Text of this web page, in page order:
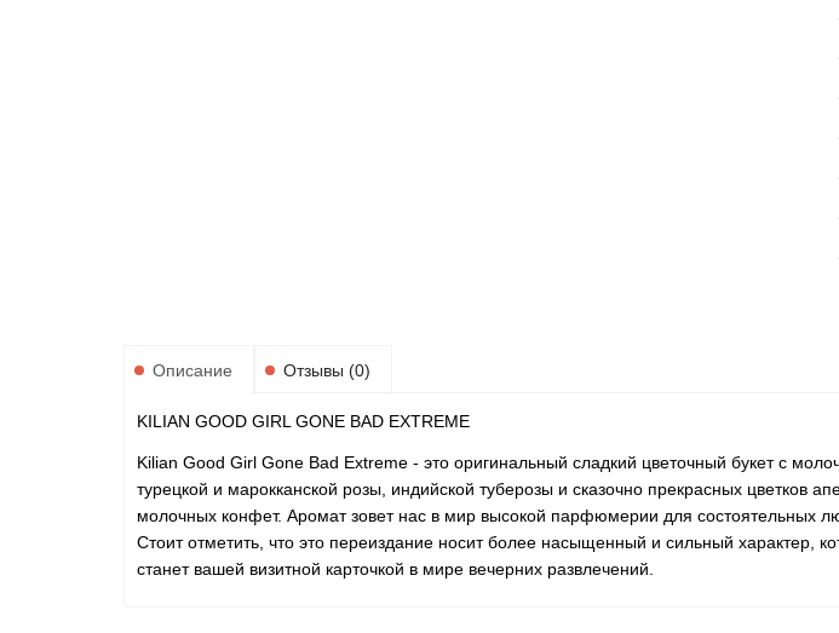
Описание Отзывы (0)
KILIAN GOOD GIRL GONE BAD EXTREME
Kilian Good Girl Gone Bad Extreme - это оригинальный сладкий цветочный букет с
турецкой и марокканской розы, индийской туберозы и сказочно прекрасных цветков
молочных конфет. Аромат зовет нас в мир высокой парфюмерии для состоятельных
Стоит отметить, что это переиздание носит более насыщенный и сильный характер,
станет вашей визитной карточкой в мире вечерних развлечений.